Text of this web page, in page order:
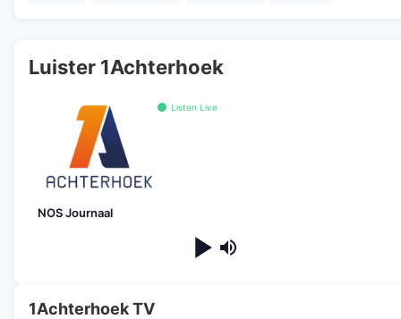
Luister 1Achterhoek
Listen Live
NOS Journaal
1Achterhoek TV